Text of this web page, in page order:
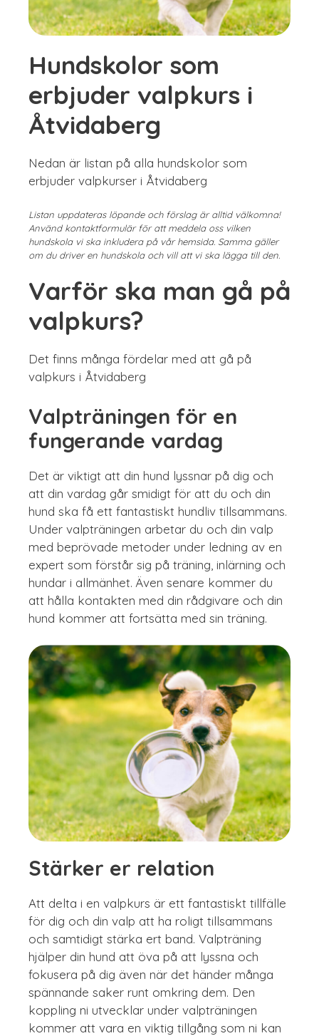
Hundskolor som
erbjuder valpkurs i
Åtvidaberg
Nedan är listan på alla hundskolor som
erbjuder valpkurser i Åtvidaberg
Listan uppdateras löpande och förslag är alltid välkomna!
Använd kontaktformulär för att meddela oss vilken
hundskola vi ska inkludera på vår hemsida. Samma gäller
om du driver en hundskola och vill att vi ska lägga till den.
Varför ska man gå på
valpkurs?
Det finns många fördelar med att gå på
valpkurs i Åtvidaberg
Valpträningen för en
fungerande vardag
Det är viktigt att din hund lyssnar på dig och
att din vardag går smidigt för att du och din
hund ska få ett fantastiskt hundliv tillsammans.
Under valpträningen arbetar du och din valp
med beprövade metoder under ledning av en
expert som förstår sig på träning, inlärning och
hundar i allmänhet. Även senare kommer du
att hålla kontakten med din rådgivare och din
hund kommer att fortsätta med sin träning.
Stärker er relation
Att delta i en valpkurs är ett fantastiskt tillfälle
för dig och din valp att ha roligt tillsammans
och samtidigt stärka ert band. Valpträning
hjälper din hund att öva på att lyssna och
fokusera på dig även när det händer många
spännande saker runt omkring dem. Den
koppling ni utvecklar under valpträningen
kommer att vara en viktig tillgång som ni kan